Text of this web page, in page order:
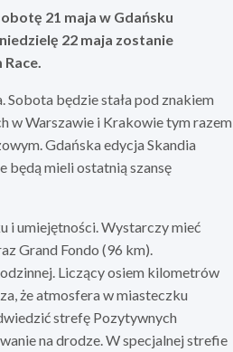
21 maja w Gdańsku
22 maja zostanie
będzie stała pod znakiem
w Warszawie i Krakowie tym razem
Gdańska edycja Skandia
będą mieli ostatnią szansę
i umiejętności. Wystarczy mieć
Grand Fondo (96 km).
Liczący osiem kilometrów
że atmosfera w miasteczku
strefę Pozytywnych
na drodze. W specjalnej strefie